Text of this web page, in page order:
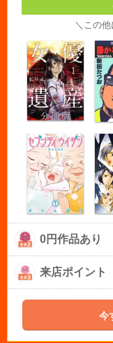
＼この
0円作品あり
来店ポイント
今